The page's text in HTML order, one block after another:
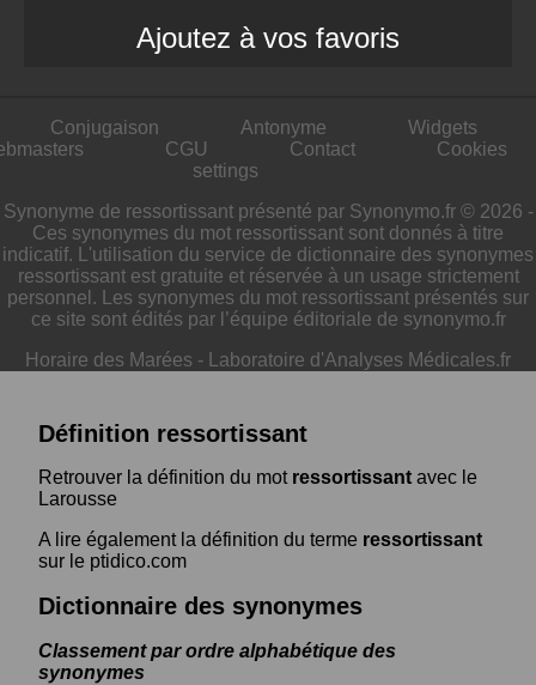
Ajoutez à vos favoris
Conjugaison Antonyme
Widgets
CGU Contact
Cookies
settings
Synonyme de ressortissant présenté par Synonymo.fr © 2026 -
Ces synonymes du mot ressortissant sont donnés à titre
indicatif. L'utilisation du service de dictionnaire des synonymes
ressortissant est gratuite et réservée à un usage strictement
personnel. Les synonymes du mot ressortissant présentés sur
ce site sont édités par l’équipe éditoriale de synonymo.fr
Horaire des Marées - Laboratoire d'Analyses Médicales.fr
Définition ressortissant
Retrouver la définition du mot ressortissant avec le
Larousse
A lire également la définition du terme ressortissant
sur le ptidico.com
Dictionnaire des synonymes
Classement par ordre alphabétique des
synonymes